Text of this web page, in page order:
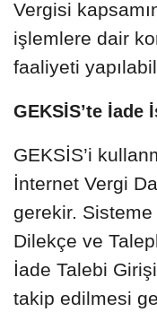
Vergisi
işlemlere dair
faaliyeti
GEKSİS’te İade
GEKSİS’i
İnternet Vergi
gerekir.
Dilekçe ve
İade Talebi Girişi
takip edilmesi